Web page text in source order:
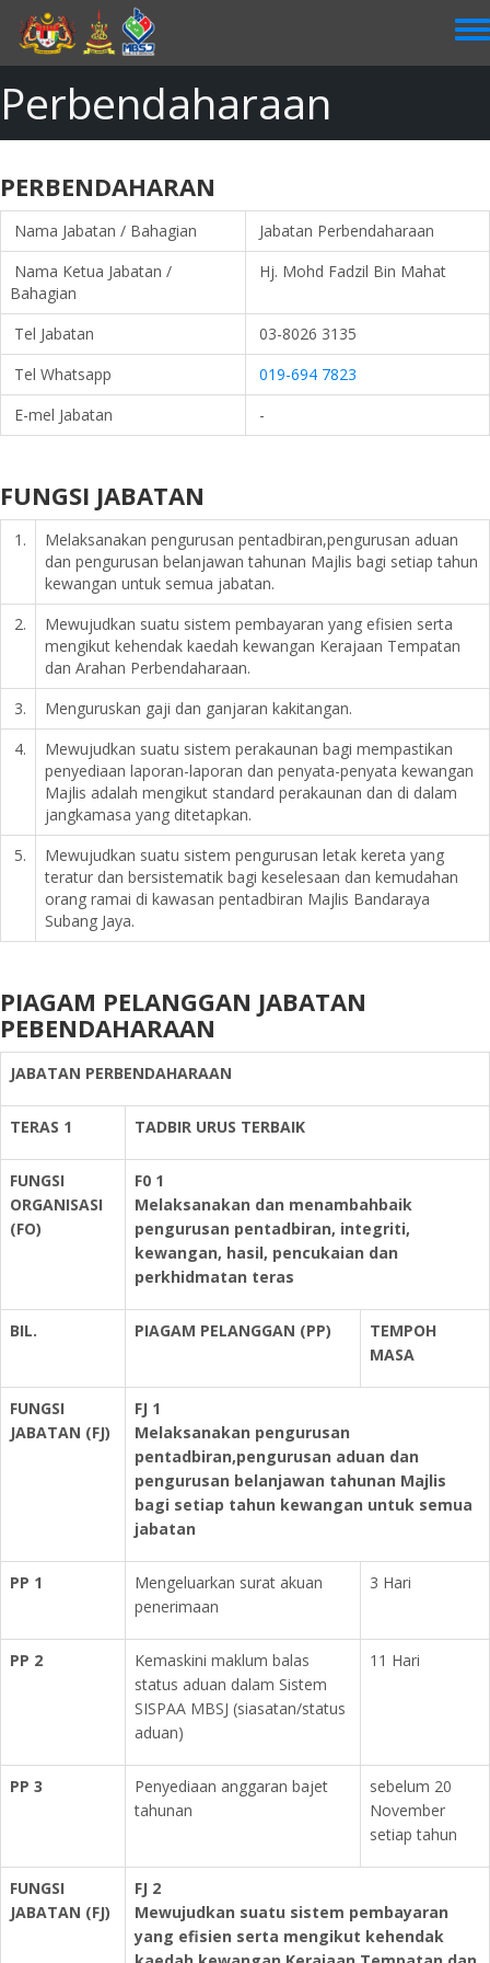
main
content
Perbendaharaan
PERBENDAHARAN
Nama Jabatan / Bahagian
Jabatan Perbendaharaan
Nama Ketua Jabatan /
Bahagian
Hj. Mohd Fadzil Bin Mahat
Tel Jabatan
03-8026 3135
Tel Whatsapp
019-694 7823
E-mel Jabatan
-
FUNGSI JABATAN
1.
Melaksanakan pengurusan pentadbiran,pengurusan aduan
dan pengurusan belanjawan tahunan Majlis bagi setiap tahun
kewangan untuk semua jabatan.
2.
Mewujudkan suatu sistem pembayaran yang efisien serta
mengikut kehendak kaedah kewangan Kerajaan Tempatan
dan Arahan Perbendaharaan.
3.
Menguruskan gaji dan ganjaran kakitangan.
4.
Mewujudkan suatu sistem perakaunan bagi mempastikan
penyediaan laporan-laporan dan penyata-penyata kewangan
Majlis adalah mengikut standard perakaunan dan di dalam
jangkamasa yang ditetapkan.
5.
Mewujudkan suatu sistem pengurusan letak kereta yang
teratur dan bersistematik bagi keselesaan dan kemudahan
orang ramai di kawasan pentadbiran Majlis Bandaraya
Subang Jaya.
PIAGAM PELANGGAN JABATAN
PEBENDAHARAAN
JABATAN PERBENDAHARAAN
TERAS 1 TADBIR URUS TERBAIK
FUNGSI
ORGANISASI
(FO)
F0 1
Melaksanakan dan menambahbaik
pengurusan pentadbiran, integriti,
kewangan, hasil, pencukaian dan
perkhidmatan teras
BIL. PIAGAM PELANGGAN (PP)
TEMPOH
MASA
FUNGSI
JABATAN (FJ)
FJ 1
Melaksanakan pengurusan
pentadbiran,pengurusan aduan dan
pengurusan belanjawan tahunan Majlis
bagi setiap tahun kewangan untuk semua
jabatan
PP 1
Mengeluarkan surat akuan
penerimaan
3 Hari
PP 2
Kemaskini maklum balas
status aduan dalam Sistem
SISPAA MBSJ (siasatan/status
aduan)
11 Hari
PP 3
Penyediaan anggaran bajet
tahunan
sebelum 20
November
setiap tahun
FUNGSI
JABATAN (FJ)
FJ 2
Mewujudkan suatu sistem pembayaran
yang efisien serta mengikut kehendak